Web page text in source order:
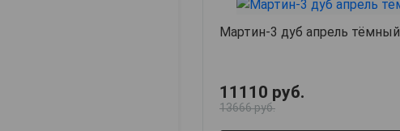
Мартин-3 дуб апрель тёмный
11110 руб.
13666 руб.